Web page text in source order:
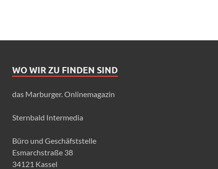
WO WIR ZU FINDEN SIND
das Marburger. Onlinemagazin
Sternbald Intermedia
Büro und Geschäfststelle
Esmarchstraße 38
34121 Kassel